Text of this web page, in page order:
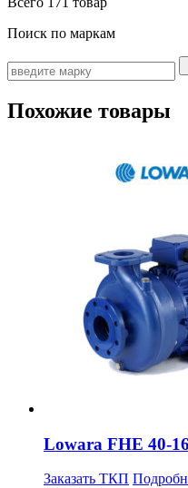
Поиск по маркам
Похожие товары
Lowara FHE 40-
Заказать ТКП